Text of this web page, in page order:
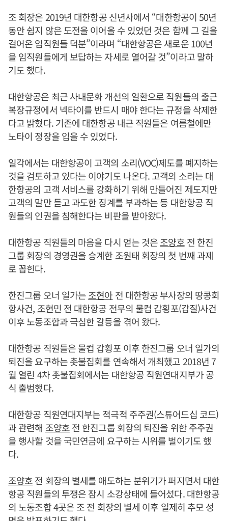
조 회장은 2019년 대한항공 신년사에서 “대한항공이 50년
동안 쉽지 않은 도전을 이어올 수 있었던 것은 함께 그 길을
걸어온 임직원들 덕분”이라며 “대한항공은 새로운 100년
을 임직원들에게 보답하는 자세로 열어갈 것”이라고 말하
기도 했다.
대한항공은 최근 사내문화 개선의 일환으로 직원들의 출근
복장규정에서 넥타이를 반드시 매야 한다는 규정을 삭제한
다고 밝혔다. 기존에 대한항공 내근 직원들은 여름철에만
노타이 정장을 입을 수 있었다.
일각에서는 대한항공이 고객의 소리(VOC)제도를 폐지하는
것을 검토하고 있다는 이야기도 나온다. 고객의 소리는 대
한항공의 고객 서비스를 강화하기 위해 만들어진 제도지만
고객의 말만 듣고 과도한 징계를 부과하는 등 대한항공 직
원들의 인권을 침해한다는 비판을 받아왔다.
대한항공 직원들의 마음을 다시 얻는 것은조양호전 한진
그룹 회장의 경영권을 승계한 조원태 회장의 첫 번째 과제
로 꼽힌다.
한진그룹 오너 일가는조현아 전 대한항공 부사장의 땅콩회
항사건, 조현민 전 대한항공 전무의 물컵 갑횡포(갑질)사건
이후 노동조합과 극심한 갈등을 겪어 왔다.
대한항공 직원들은 물컵 갑횡포 이후 한진그룹 오너 일가의
퇴진을 요구하는 촛불집회를 연속해서 개최했고 2018년 7
월 열린 4차 촛불집회에서는 대한항공 직원연대지부가 공
식 출범했다.
대한항공 직원연대지부는 적극적 주주권(스튜어드십 코드)
과 관련해 조양호전 한진그룹 회장의 퇴진을 위한 주주권
을 행사할 것을 국민연금에 요구하는 시위를 벌이기도 했
다.
조양호전 회장의 별세를 애도하는 분위기가 퍼지면서 대한
항공 직원들의 투쟁은 잠시 소강상태에 들어섰다. 대한항공
의 노동조합 4곳은 조 전 회장의 별세 이후 일제히 추모 성